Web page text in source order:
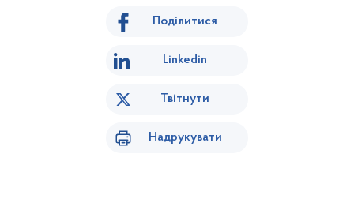
Поділитися
Linkedin
Твітнути
Надрукувати